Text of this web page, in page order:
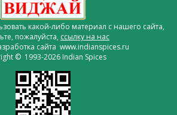
какой-либо материал с нашего сайта,
пожалуйста, ссылку на нас
сайта www.indianspices.ru
© 1993-2026 Indian Spices